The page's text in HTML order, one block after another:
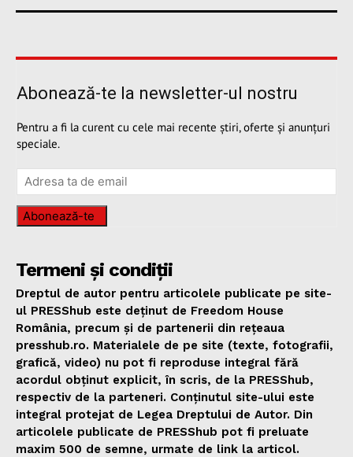
Abonează-te la newsletter-ul nostru
Pentru a fi la curent cu cele mai recente știri, oferte și anunțuri
speciale.
Abonează-te
Termeni și condiții
Dreptul de autor pentru articolele publicate pe site-
ul PRESShub este deținut de Freedom House
România, precum și de partenerii din rețeaua
presshub.ro. Materialele de pe site (texte, fotografii,
grafică, video) nu pot fi reproduse integral fără
acordul obținut explicit, în scris, de la PRESShub,
respectiv de la parteneri. Conținutul site-ului este
integral protejat de Legea Dreptului de Autor. Din
articolele publicate de PRESShub pot fi preluate
maxim 500 de semne, urmate de link la articol.